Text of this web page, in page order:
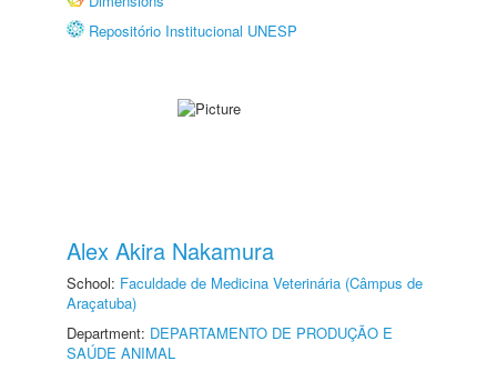
Repositório Institucional UNESP
Alex Akira Nakamura
School: Faculdade de Medicina Veterinária (Câmpus de
Araçatuba)
Department: DEPARTAMENTO DE PRODUÇÃO E
SAÚDE ANIMAL